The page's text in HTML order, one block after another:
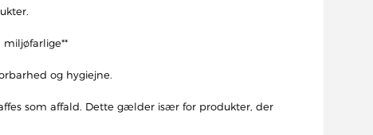
og hygiejne.
som affald. Dette gælder især for produkter, der